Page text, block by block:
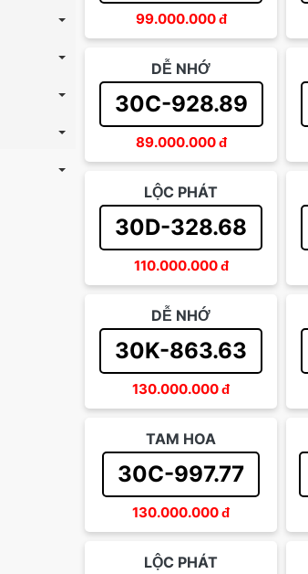
99.000.000đ
DỄ NHỚ
30C-928.89
89.000.000đ
LỘC PHÁT
30D-328.68
110.000.000đ
DỄ NHỚ
30K-863.63
130.000.000đ
TAM HOA
30C-997.77
130.000.000đ
LỘC PHÁT